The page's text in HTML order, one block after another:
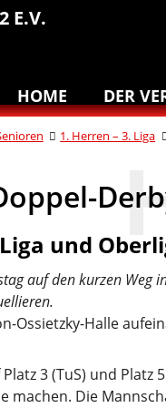
E.V.
HOME DER
1. Herren – 3. Liga
und
auf den kurzen Weg
Ossietzky-Halle
3 (TuS) und Platz
Die